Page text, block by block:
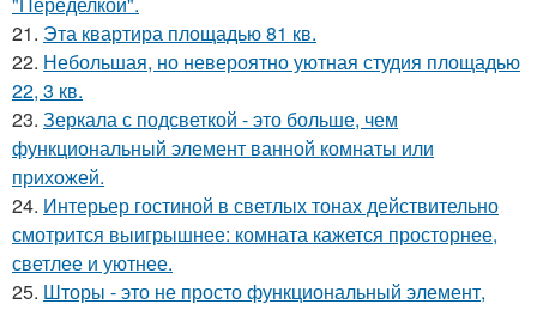
21. Эта квартира площадью 81 кв.
22. Небольшая, но невероятно уютная студия площадью
22, 3 кв.
23. Зеркала с подсветкой - это больше, чем
функциональный элемент ванной комнаты или
прихожей.
24. Интерьер гостиной в светлых тонах действительно
смотрится выигрышнее: комната кажется просторнее,
светлее и уютнее.
25. Шторы - это не просто функциональный элемент,